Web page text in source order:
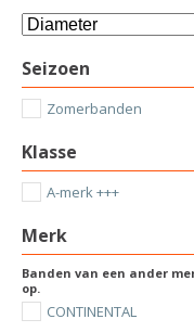
Seizoen
Zomerbanden
Klasse
A-merk +++
Merk
Banden van een ander
op.
CONTINENTAL